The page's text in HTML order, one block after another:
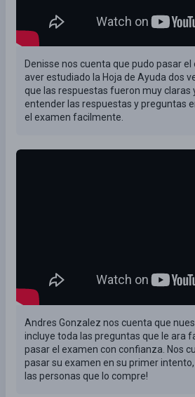
Denisse nos cuenta que pudo pasar
aver estudiado la Hoja de Ayuda dos
que las respuestas fueron muy claras
entender las respuestas y preguntas
el examen facilmente.
Andres Gonzalez nos cuenta que
incluye toda las preguntas que le ara
pasar el examen con confianza. Nos
pasar su examen en su primer
las personas que lo compre!